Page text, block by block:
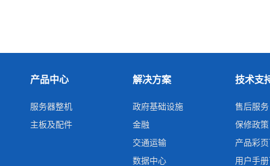
产品中心
服务器整机
主板及配件
解决方案
政府基础设施
金融
交通运输
数据中心
技术支
售后服务
保修政策
产品彩
用户手